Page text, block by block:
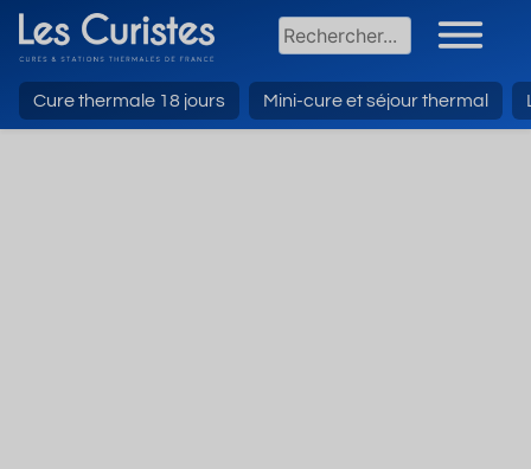
Cure thermale 18 jours Mini-cure et séjour thermal